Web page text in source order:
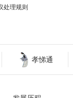
处理规则
孝悌通